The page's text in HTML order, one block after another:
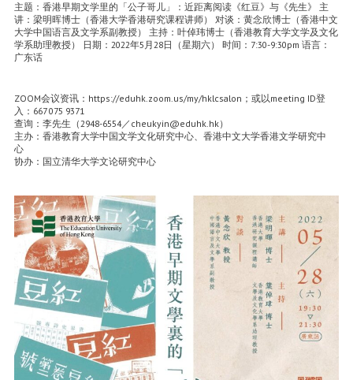
主题：香港早期文学里的「公子哥儿」：近距离阅读《红豆》与《先生》 主
讲：梁明晖博士（香港大学香港研究课程讲师） 对谈：黄念欣博士（香港中文
大学中国语言及文学系副教授） 主持：叶倬玮博士（香港教育大学文学及文化
学系助理教授） 日期：2022年5月28日（星期六） 时间：7:30-9:30pm 语言：
广东话
ZOOM会议资讯：https://eduhk.zoom.us/my/hklcsalon；或以meeting ID登
入：667 075 9371
查询：李先生（2948-6554／cheukyin@eduhk.hk）
主办：香港教育大学中国文学文化研究中心、香港中文大学香港文学研究中
心
协办：国立清华大学文论研究中心